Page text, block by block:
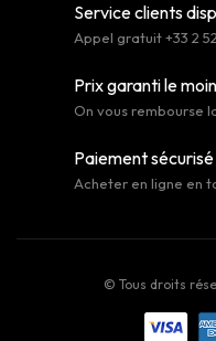
Service clients
Appel gratuit +33 2
Prix garanti le
On vous rembourse
Paiement sécurisé
Acheter en ligne en
© Tous droits